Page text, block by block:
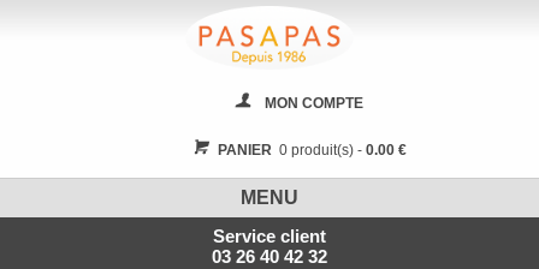
MON COMPTE
PANIER0 produit(s) - 0.00 €
MENU
Service client
03 26 40 42 32